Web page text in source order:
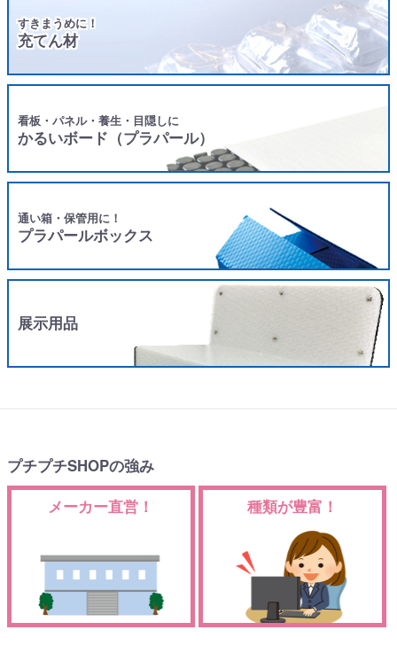
すきまうめに！
充てん材
看板・パネル・養生・目隠しに
かるいボード（プラパール）
通い箱・保管用に！
プラパールボックス
展示用品
プチプチSHOPの強み
メーカー直営！
種類が豊富！